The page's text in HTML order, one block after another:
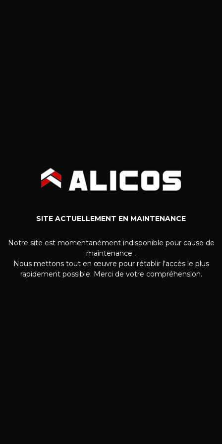
SITE ACTUELLEMENT EN MAINTENANCE
Notre site est momentanément indisponible pour cause de
maintenance .
Nous mettons tout en œuvre pour rétablir l'accès le plus
rapidement possible. Merci de votre compréhension.